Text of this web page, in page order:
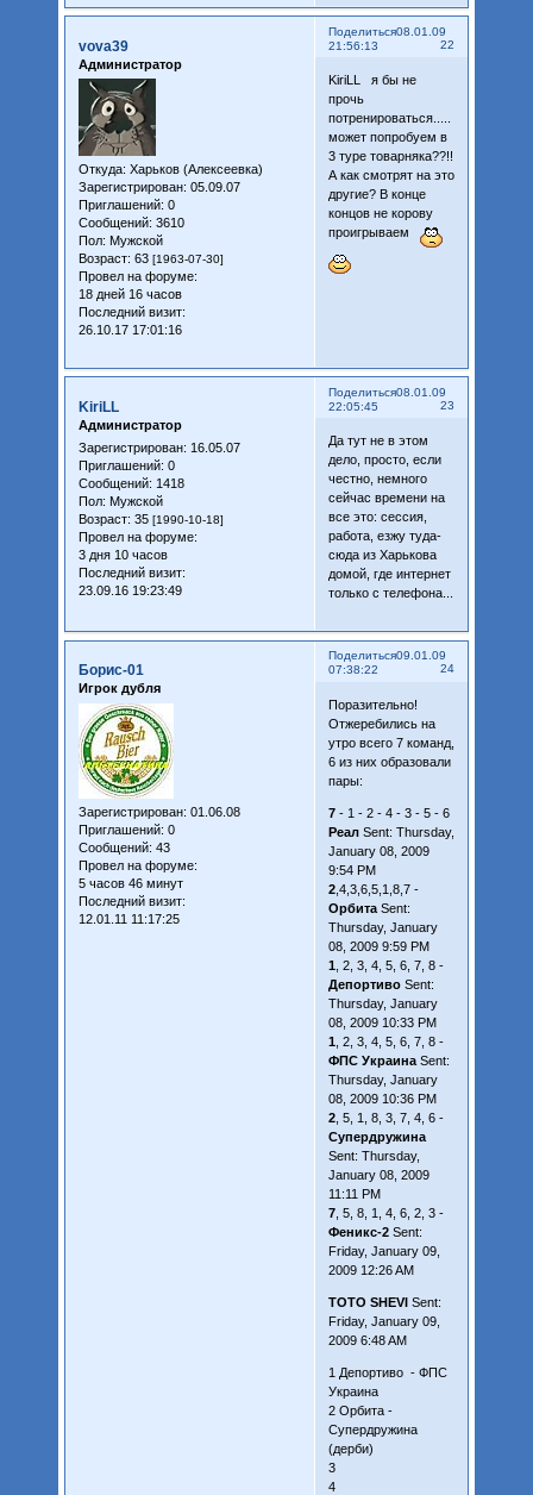
Поделиться
22
08.01.09
21:56:13
vova39
Администратор
Откуда: Харьков (Алексеевка)
Зарегистрирован: 05.09.07
Приглашений: 0
Сообщений: 3610
Пол: Мужской
Возраст: 63 [1963-07-30]
Провел на форуме:
18 дней 16 часов
Последний визит:
26.10.17 17:01:16
KiriLL я бы не
прочь
потренироваться.....
может попробуем в
3 туре товарняка??!!
А как смотрят на это
другие? В конце
концов не корову
проигрываем
Поделиться
23
08.01.09
22:05:45
KiriLL
Администратор
Зарегистрирован: 16.05.07
Приглашений: 0
Сообщений: 1418
Пол: Мужской
Возраст: 35 [1990-10-18]
Провел на форуме:
3 дня 10 часов
Последний визит:
23.09.16 19:23:49
Да тут не в этом
дело, просто, если
честно, немного
сейчас времени на
все это: сессия,
работа, езжу туда-
сюда из Харькова
домой, где интернет
только с телефона...
Поделиться
24
09.01.09
07:38:22
Борис-01
Игрок дубля
Зарегистрирован: 01.06.08
Приглашений: 0
Сообщений: 43
Провел на форуме:
5 часов 46 минут
Последний визит:
12.01.11 11:17:25
Поразительно!
Отжеребились на
утро всего 7 команд,
6 из них образовали
пары:
7- 1 - 2 - 4 - 3 - 5 - 6
Реал Sent: Thursday,
January 08, 2009
9:54 PM
2,4,3,6,5,1,8,7 -
Орбита Sent:
Thursday, January
08, 2009 9:59 PM
1, 2, 3, 4, 5, 6, 7, 8 -
Депортиво Sent:
Thursday, January
08, 2009 10:33 PM
1, 2, 3, 4, 5, 6, 7, 8 -
ФПС УкраинаSent:
Thursday, January
08, 2009 10:36 PM
2, 5, 1, 8, 3, 7, 4, 6 -
Супердружина
Sent: Thursday,
January 08, 2009
11:11 PM
7, 5, 8, 1, 4, 6, 2, 3 -
Феникс-2Sent:
Friday, January 09,
2009 12:26 AM
TOTO SHEVISent:
Friday, January 09,
2009 6:48 AM
1 Депортиво - ФПС
Украина
2 Орбита -
Супердружина
(дерби)
3
4